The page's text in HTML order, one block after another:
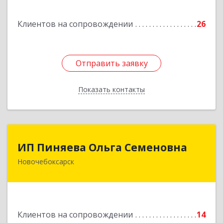
Клиентов на сопровождении 26
Отправить заявку
Показать контакты
Отправить заявку
Назад
ИП Пиняева Ольга Семеновна
Новочебоксарск
Клиентов на сопровождении 14
429965, Чувашская Республика - Чувашия,
Подробнее